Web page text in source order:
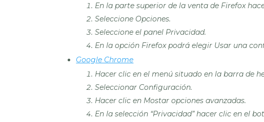
En la parte superior de la venta de Firefox
Seleccione Opciones.
Seleccione el panel Privacidad.
En la opción Firefox podrá elegir Usar una
Google Chrome
Hacer clic en el menú situado en la barra de
Seleccionar Configuración.
Hacer clic en Mostar opciones avanzadas.
En la selección “Privacidad” hacer clic en el